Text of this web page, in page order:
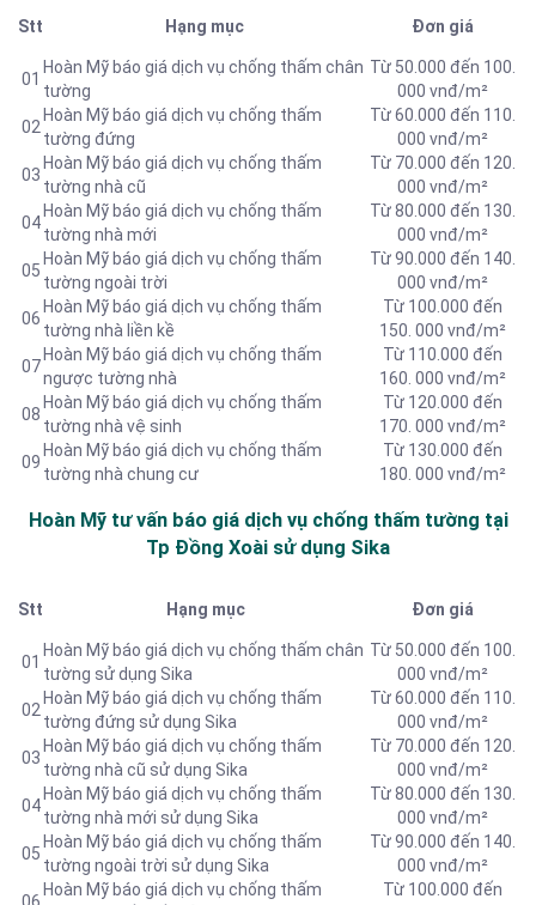
Stt Hạng mục Đơn giá
01
Hoàn Mỹ báo giá dịch vụ chống thấm chân
tường
Từ 50.000 đến 100.
000 vnđ/m²
02
Hoàn Mỹ báo giá dịch vụ chống thấm
tường đứng
Từ 60.000 đến 110.
000 vnđ/m²
03
Hoàn Mỹ báo giá dịch vụ chống thấm
tường nhà cũ
Từ 70.000 đến 120.
000 vnđ/m²
04
Hoàn Mỹ báo giá dịch vụ chống thấm
tường nhà mới
Từ 80.000 đến 130.
000 vnđ/m²
05
Hoàn Mỹ báo giá dịch vụ chống thấm
tường ngoài trời
Từ 90.000 đến 140.
000 vnđ/m²
06
Hoàn Mỹ báo giá dịch vụ chống thấm
tường nhà liền kề
Từ 100.000 đến
150. 000 vnđ/m²
07
Hoàn Mỹ báo giá dịch vụ chống thấm
ngược tường nhà
Từ 110.000 đến
160. 000 vnđ/m²
08
Hoàn Mỹ báo giá dịch vụ chống thấm
tường nhà vệ sinh
Từ 120.000 đến
170. 000 vnđ/m²
09
Hoàn Mỹ báo giá dịch vụ chống thấm
tường nhà chung cư
Từ 130.000 đến
180. 000 vnđ/m²
Hoàn Mỹ tư vấn báo giá dịch vụ chống thấm tường tại
Tp Đồng Xoài sử dụng Sika
Stt Hạng mục Đơn giá
01
Hoàn Mỹ báo giá dịch vụ chống thấm chân
tường sử dụng Sika
Từ 50.000 đến 100.
000 vnđ/m²
02
Hoàn Mỹ báo giá dịch vụ chống thấm
tường đứng sử dụng Sika
Từ 60.000 đến 110.
000 vnđ/m²
03
Hoàn Mỹ báo giá dịch vụ chống thấm
tường nhà cũ sử dụng Sika
Từ 70.000 đến 120.
000 vnđ/m²
04
Hoàn Mỹ báo giá dịch vụ chống thấm
tường nhà mới sử dụng Sika
Từ 80.000 đến 130.
000 vnđ/m²
05
Hoàn Mỹ báo giá dịch vụ chống thấm
tường ngoài trời sử dụng Sika
Từ 90.000 đến 140.
000 vnđ/m²
Hoàn Mỹ báo giá dịch vụ chống thấm
Từ 100.000 đến